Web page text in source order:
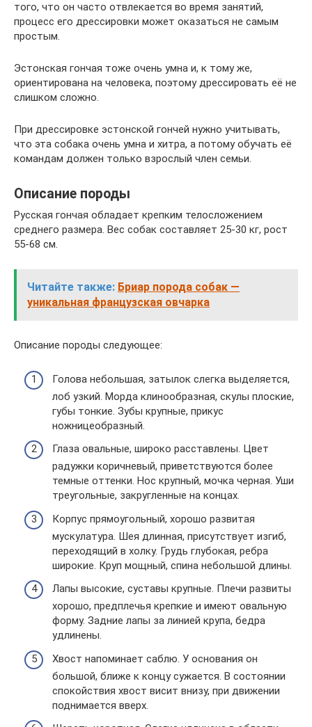
того, что он часто отвлекается во время занятий,
процесс его дрессировки может оказаться не самым
простым.
Эстонская гончая тоже очень умна и, к тому же,
ориентирована на человека, поэтому дрессировать её не
слишком сложно.
При дрессировке эстонской гончей нужно учитывать,
что эта собака очень умна и хитра, а потому обучать её
командам должен только взрослый член семьи.
Описание породы
Русская гончая обладает крепким телосложением
среднего размера. Вес собак составляет 25-30 кг, рост
55-68 см.
Читайте также: Бриар порода собак —
уникальная французская овчарка
Описание породы следующее:
Голова небольшая, затылок слегка выделяется,
лоб узкий. Морда клинообразная, скулы плоские,
губы тонкие. Зубы крупные, прикус
ножницеобразный.
Глаза овальные, широко расставлены. Цвет
радужки коричневый, приветствуются более
темные оттенки. Нос крупный, мочка черная. Уши
треугольные, закругленные на концах.
Корпус прямоугольный, хорошо развитая
мускулатура. Шея длинная, присутствует изгиб,
переходящий в холку. Грудь глубокая, ребра
широкие. Круп мощный, спина небольшой длины.
Лапы высокие, суставы крупные. Плечи развиты
хорошо, предплечья крепкие и имеют овальную
форму. Задние лапы за линией крупа, бедра
удлинены.
Хвост напоминает саблю. У основания он
большой, ближе к концу сужается. В состоянии
спокойствия хвост висит внизу, при движении
поднимается вверх.